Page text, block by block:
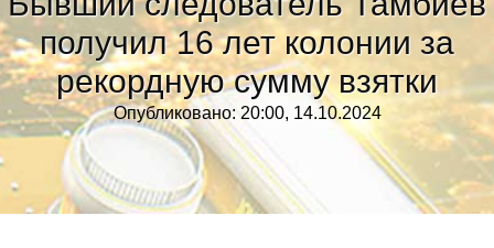
получил 16 лет колонии за
рекордную сумму взятки
Опубликовано: 20:00, 14.10.2024
Тренды новостей »
Рубрики»
Правила
Контакт»